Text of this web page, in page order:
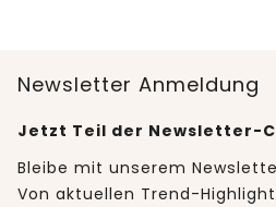
Newsletter Anmeldung
Jetzt Teil der Newsletter-
Bleibe mit unserem
Von aktuellen Trend-